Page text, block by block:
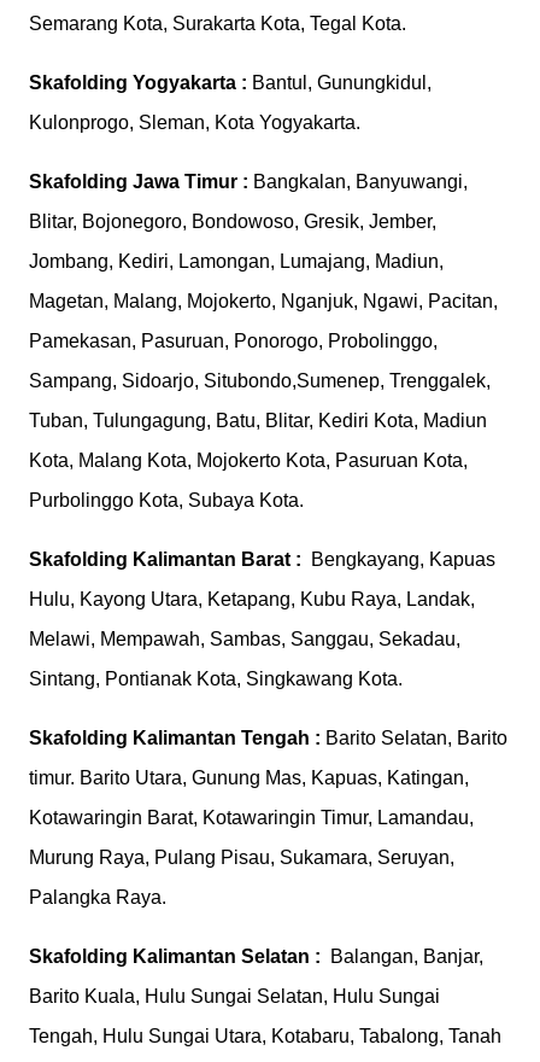
Semarang Kota, Surakarta Kota, Tegal Kota.
Skafolding Yogyakarta : Bantul, Gunungkidul,
Kulonprogo, Sleman, Kota Yogyakarta.
Skafolding Jawa Timur : Bangkalan, Banyuwangi,
Blitar, Bojonegoro, Bondowoso, Gresik, Jember,
Jombang, Kediri, Lamongan, Lumajang, Madiun,
Magetan, Malang, Mojokerto, Nganjuk, Ngawi, Pacitan,
Pamekasan, Pasuruan, Ponorogo, Probolinggo,
Sampang, Sidoarjo, Situbondo,Sumenep, Trenggalek,
Tuban, Tulungagung, Batu, Blitar, Kediri Kota, Madiun
Kota, Malang Kota, Mojokerto Kota, Pasuruan Kota,
Purbolinggo Kota, Subaya Kota.
Skafolding Kalimantan Barat :
Bengkayang, Kapuas
Hulu, Kayong Utara, Ketapang, Kubu Raya, Landak,
Melawi, Mempawah, Sambas, Sanggau, Sekadau,
Sintang, Pontianak Kota, Singkawang Kota.
Skafolding Kalimantan Tengah : Barito Selatan, Barito
timur. Barito Utara, Gunung Mas, Kapuas, Katingan,
Kotawaringin Barat, Kotawaringin Timur, Lamandau,
Murung Raya, Pulang Pisau, Sukamara, Seruyan,
Palangka Raya.
Skafolding Kalimantan Selatan :
Balangan, Banjar,
Barito Kuala, Hulu Sungai Selatan, Hulu Sungai
Tengah, Hulu Sungai Utara, Kotabaru, Tabalong, Tanah